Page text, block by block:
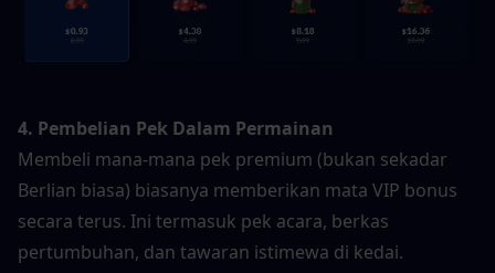
4. Pembelian Pek Dalam Permainan
Membeli mana-mana pek premium (bukan sekadar
Berlian biasa) biasanya memberikan mata VIP bonus
secara terus. Ini termasuk pek acara, berkas
pertumbuhan, dan tawaran istimewa di kedai.